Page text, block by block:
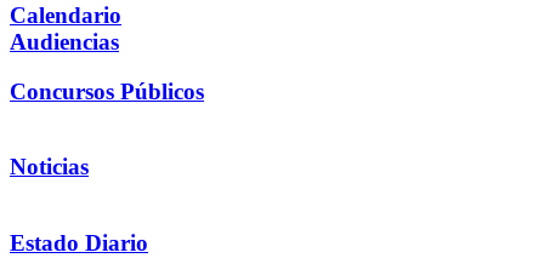
Calendario
Audiencias
Concursos Públicos
Noticias
Estado Diario